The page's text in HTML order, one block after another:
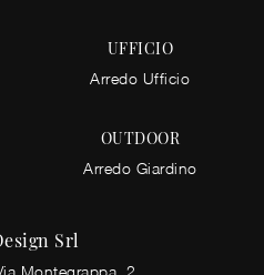
UFFICIO
Arredo Ufficio
OUTDOOR
Arredo Giardino
Srl